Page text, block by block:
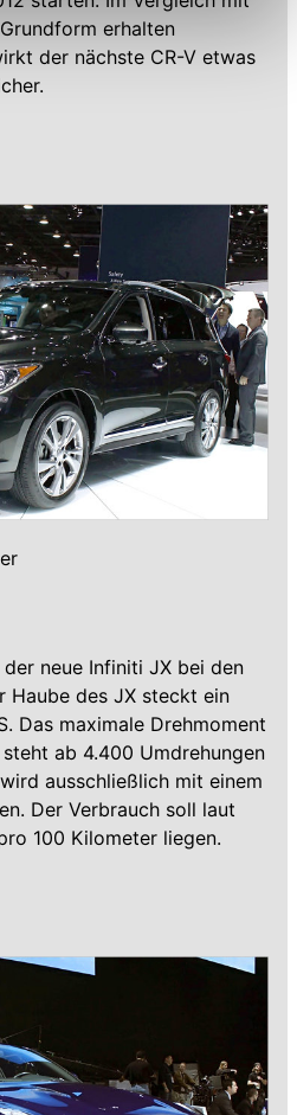
nicht mehr alle
zur Verfügung stehen. Sie
in unserer
erhalten
der nächste CR-V etwas
neue Infiniti JX bei den
Haube des JX steckt ein
Das maximale Drehmoment
ab 4.400 Umdrehungen
ausschließlich mit einem
Der Verbrauch soll laut
100 Kilometer liegen.